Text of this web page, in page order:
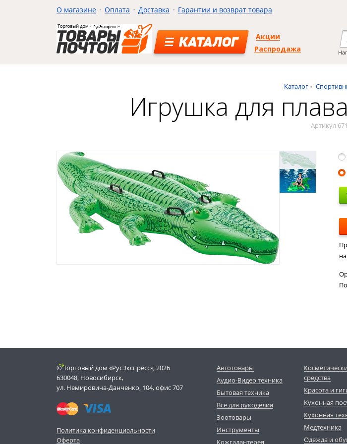
О магазине Оплата Доставка Гарантии и возврат товара
КАТАЛОГ
Акции
Распродажа
Каталог
Игрушка для
Артикул
© Торговый дом «РусЭкспресс», 2026
630048, Новосибирск,
ул. Немировича-Данченко, 104, офис 707
Политика конфиденциальности
Оферта
Автотовары
Аудио-Видео техника
Бытовая техника
Все для рукоделия
Зоотовары
Инструменты
Кожгалантерея
средства
Красота и
Кухонная
Кухонная
Медтехника
Одежда и